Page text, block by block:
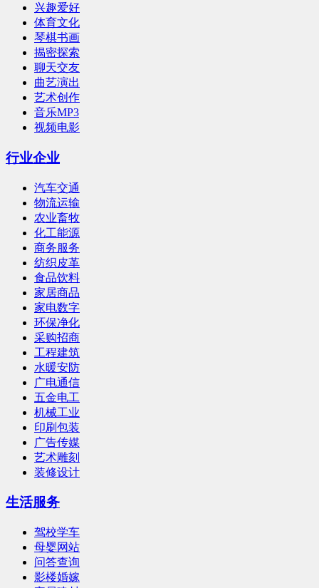
兴趣爱好
体育文化
琴棋书画
揭密探索
聊天交友
曲艺演出
艺术创作
音乐MP3
视频电影
行业企业
汽车交通
物流运输
农业畜牧
化工能源
商务服务
纺织皮革
食品饮料
家居商品
家电数字
环保净化
采购招商
工程建筑
水暖安防
广电通信
五金电工
机械工业
印刷包装
广告传媒
艺术雕刻
装修设计
生活服务
驾校学车
母婴网站
问答查询
影楼婚嫁